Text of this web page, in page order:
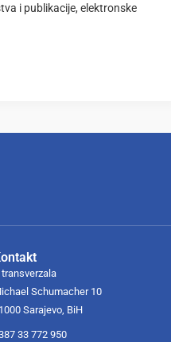
i publikacije, elektronske
transverzala
Schumacher 10
Sarajevo, BiH
33 772 950